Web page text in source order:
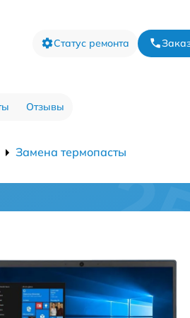
Статус ремонта
Отзывы
Замена термопасты